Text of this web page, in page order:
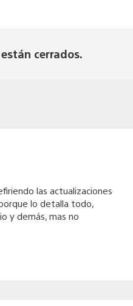
cerrados.
las actualizaciones
lo detalla todo,
y demás, mas no